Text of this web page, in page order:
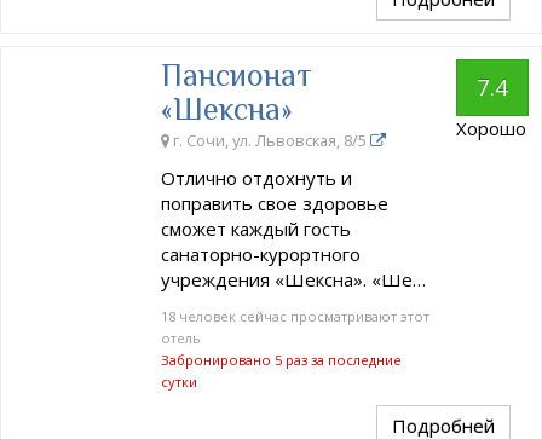
Пансионат
«Шексна»
г. Сочи, ул. Львовская, 8/5
Отлично отдохнуть и
поправить свое здоровье
сможет каждый гость
санаторно-курортного
учреждения «Шексна». «Ше…
18 человек сейчас просматривают этот
отель
Забронировано 5 раз за последние
сутки
7.4
Хорошо
Подробней